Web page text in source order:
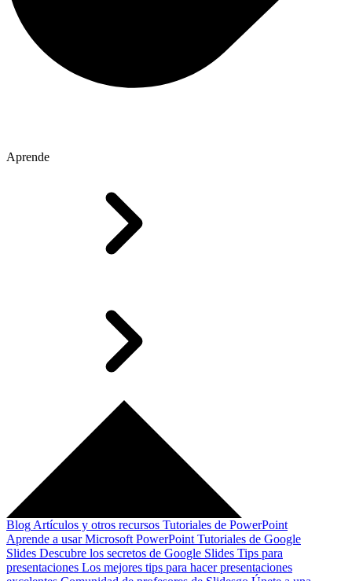
Aprende
Blog Artículos y otros recursos Tutoriales de PowerPoint
Aprende a usar Microsoft PowerPoint Tutoriales de Google
Slides Descubre los secretos de Google Slides Tips para
presentaciones Los mejores tips para hacer presentaciones